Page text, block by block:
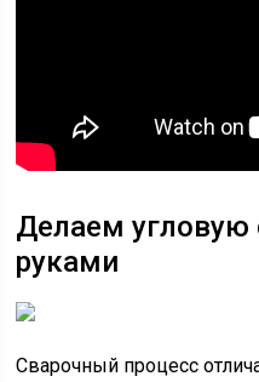
Делаем угловую
руками
Сварочный процесс